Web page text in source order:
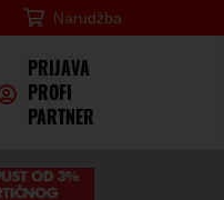
×
Narudžba
PRIJAVA
PROFI
PARTNER